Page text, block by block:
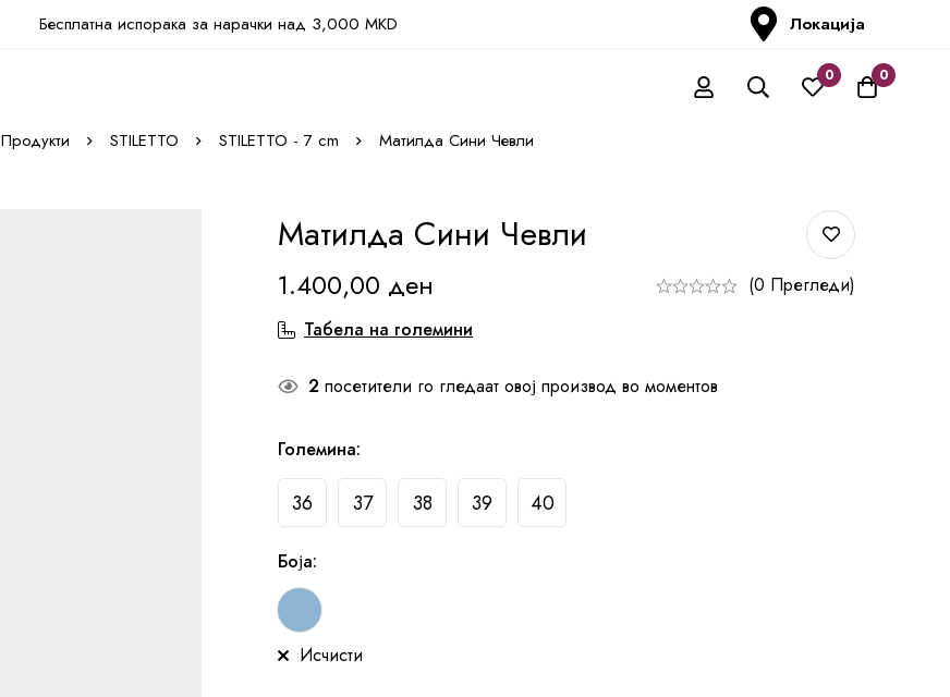
Бесплатна испорака за нарачки над 3,000 MKD Локација
0 0
Продукти STILETTO STILETTO - 7 cm Матилда Сини Чевли
Матилда Сини Чевли
1.400,00 ден
(0 Прегледи)
Табела на големини
2 посетители го гледаат овој производ во моментов
Големина:
36 37 38 39 40
Боја:
Исчисти